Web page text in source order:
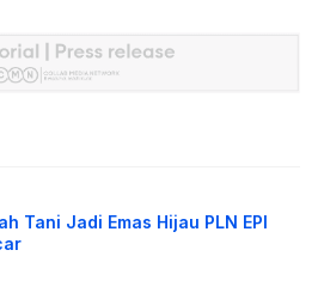
Tani Jadi Emas Hijau PLN EPI